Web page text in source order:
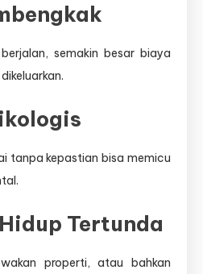
semakin besar biaya
tanpa kepastian bisa memicu
Tertunda
properti, atau bahkan